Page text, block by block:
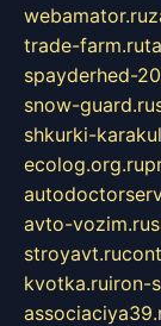
webamator.ru
trade-farm.ru
spayderhed-
snow-guard.ru
shkurki-
ecolog.org.ru
avto-vozim.ru
stroyavt.ru
kvotka.ruiron-